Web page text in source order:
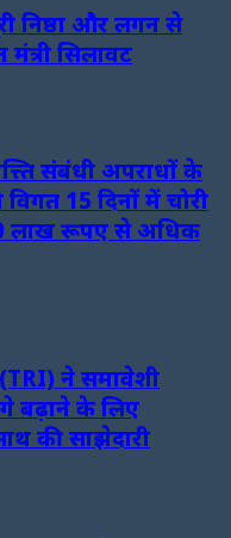
निष्ठा और लगन से
सिलावट
संबंधी अपराधों के
विगत 15 दिनों में चोरी
लाख रूपए से अधिक
(TRI) ने समावेशी
बढ़ाने के लिए
की साझेदारी